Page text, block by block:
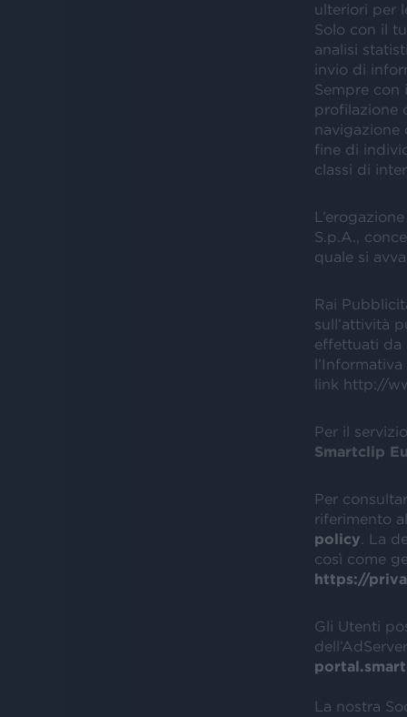
ulteriori per
Solo con il
analisi
invio di
Sempre con
profilazione
navigazione
fine di
classi di
S.p.A.,
quale si
Rai
sull’attività
effettuati da
link http://
Per il
Smartclip
Per
riferimento
policy . La
così come
https://
Gli Utenti
La nostra